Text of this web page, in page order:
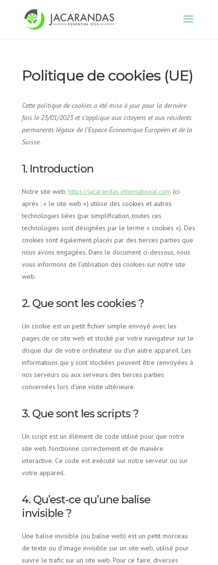
Politique de cookies (UE)
Cette politique de cookies a été mise à jour pour la dernière
fois le 23/01/2023 et s’applique aux citoyens et aux résidents
permanents légaux de l’Espace Économique Européen et de la
Suisse.
1. Introduction
Notre site web, https://jacarandas-international.com (ci-
après : « le site web ») utilise des cookies et autres
technologies liées (par simplification, toutes ces
technologies sont désignées par le terme « cookies »). Des
cookies sont également placés par des tierces parties que
nous avons engagées. Dans le document ci-dessous, nous
vous informons de l’utilisation des cookies sur notre site
web.
2. Que sont les cookies ?
Un cookie est un petit fichier simple envoyé avec les
pages de ce site web et stocké par votre navigateur sur le
disque dur de votre ordinateur ou d’un autre appareil. Les
informations qui y sont stockées peuvent être renvoyées à
nos serveurs ou aux serveurs des tierces parties
concernées lors d’une visite ultérieure.
3. Que sont les scripts ?
Un script est un élément de code utilisé pour que notre
site web fonctionne correctement et de manière
interactive. Ce code est exécuté sur notre serveur ou sur
votre appareil.
4. Qu’est-ce qu’une balise
invisible ?
Une balise invisible (ou balise web) est un petit morceau
de texte ou d’image invisible sur un site web, utilisé pour
suivre le trafic sur un site web. Pour ce faire, diverses